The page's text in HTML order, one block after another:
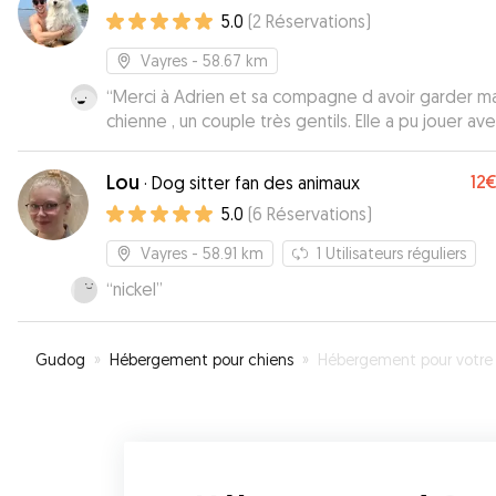
5.0 (2 Réservations)
Vayres - 58.67 km
“Merci à Adrien et sa compagne d avoir garder
chienne , un couple très gentils. Elle a pu jouer avec
leur chien et profiter d une balade.”
Lou · Dog sitter fan des animaux 12€
5.0 (6 Réservations)
Vayres - 58.91 km 1 Utilisateurs réguliers
“nickel”
Gudog » Hébergement pour chiens » Hébergement pour votre chien à